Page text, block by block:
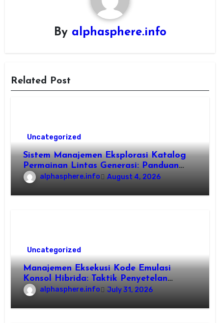
By alphasphere.info
Related Post
Uncategorized
Sistem Manajemen Eksplorasi Katalog
Permainan Lintas Generasi: Panduan
Pengorganisasian Berkas ROM dan
Emulasi
alphasphere.info August 4, 2026
Uncategorized
Manajemen Eksekusi Kode Emulasi
Konsol Hibrida: Taktik Penyetelan
Shader dan Rendisi Grafis
alphasphere.info July 31, 2026